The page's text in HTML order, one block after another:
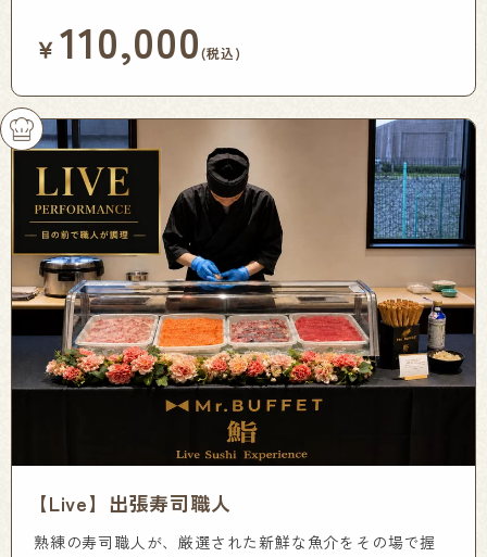
￥110,000(税込)
【Live】出張寿司職人
熟練の寿司職人が、厳選された新鮮な魚介をその場で握